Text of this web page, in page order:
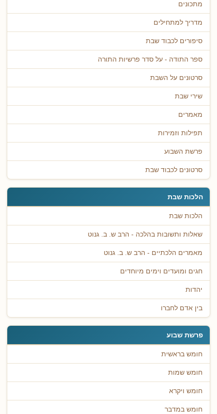
מתכונים
מדריך למתחילים
סיפורים לכבוד שבת
ספר התודה - על סדר פרשיות התורה
סרטונים על השבת
שירי שבת
מאמרים
תפילות וזמירות
פרשת השבוע
סרטונים לכבוד שבת
הלכות שבת
הלכות שבת
שאלות ותשובות בהלכה - הרב ש. ב. גנוט
מאמרים הלכתיים - הרב ש. ב. גנוט
חגים ומועדים וימים מיוחדים
יהדות
בין אדם לחברו
פרשת שבוע
חומש בראשית
חומש שמות
חומש ויקרא
חומש במדבר